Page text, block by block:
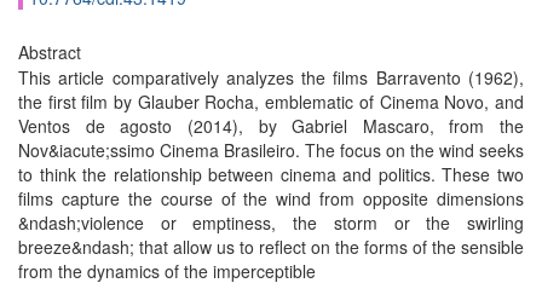
Abstract
This article comparatively analyzes the films Barravento (1962),
the first film by Glauber Rocha, emblematic of Cinema Novo, and
Ventos de agosto (2014), by Gabriel Mascaro, from the
Nov&iacute;ssimo Cinema Brasileiro. The focus on the wind seeks
to think the relationship between cinema and politics. These two
films capture the course of the wind from opposite dimensions
&ndash;violence or emptiness, the storm or the swirling
breeze&ndash; that allow us to reflect on the forms of the sensible
from the dynamics of the imperceptible